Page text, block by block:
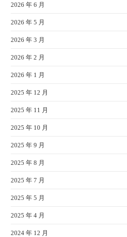
2026 年 6 月
2026 年 5 月
2026 年 3 月
2026 年 2 月
2026 年 1 月
2025 年 12 月
2025 年 11 月
2025 年 10 月
2025 年 9 月
2025 年 8 月
2025 年 7 月
2025 年 5 月
2025 年 4 月
2024 年 12 月